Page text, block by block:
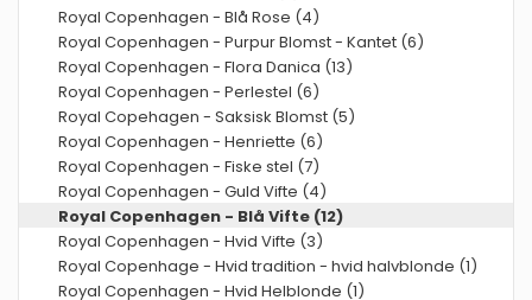
Royal Copenhagen - Blå Rose (4)
Royal Copenhagen - Purpur Blomst - Kantet (6)
Royal Copenhagen - Flora Danica (13)
Royal Copenhagen - Perlestel (6)
Royal Copehagen - Saksisk Blomst (5)
Royal Copenhagen - Henriette (6)
Royal Copenhagen - Fiske stel (7)
Royal Copenhagen - Guld Vifte (4)
Royal Copenhagen - Blå Vifte (12)
Royal Copenhagen - Hvid Vifte (3)
Royal Copenhage - Hvid tradition - hvid halvblonde (1)
Royal Copenhagen - Hvid Helblonde (1)